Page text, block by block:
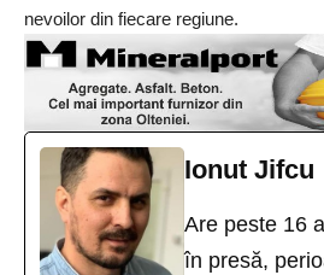
nevoilor din fiecare regiune.
Ionut Jifcu
Are peste 16
în presă,